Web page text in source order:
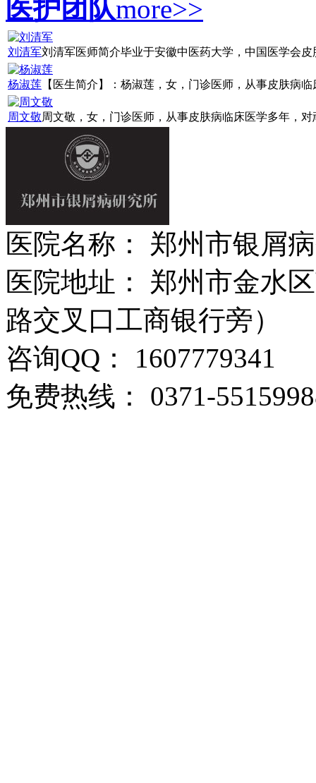
医护团队more>>
刘清军刘清军医师简介毕业于安徽中医药大学，中国医学会皮
杨淑莲 【医生简介】：杨淑莲，女，门诊医师，从事皮肤病
周文敬周文敬，女，门诊医师，从事皮肤病临床医学多年，对
医院名称： 郑州市银屑
医院地址： 郑州市金水
路交叉口工商银行旁）
咨询QQ： 1607779341
免费热线： 0371-